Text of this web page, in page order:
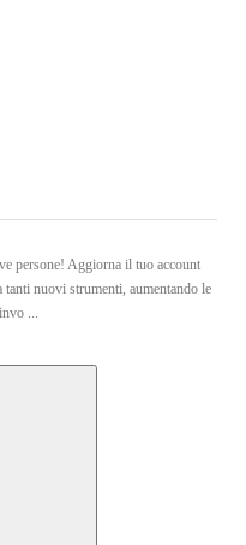
persone! Aggiorna il tuo account
tanti nuovi strumenti, aumentando le
...